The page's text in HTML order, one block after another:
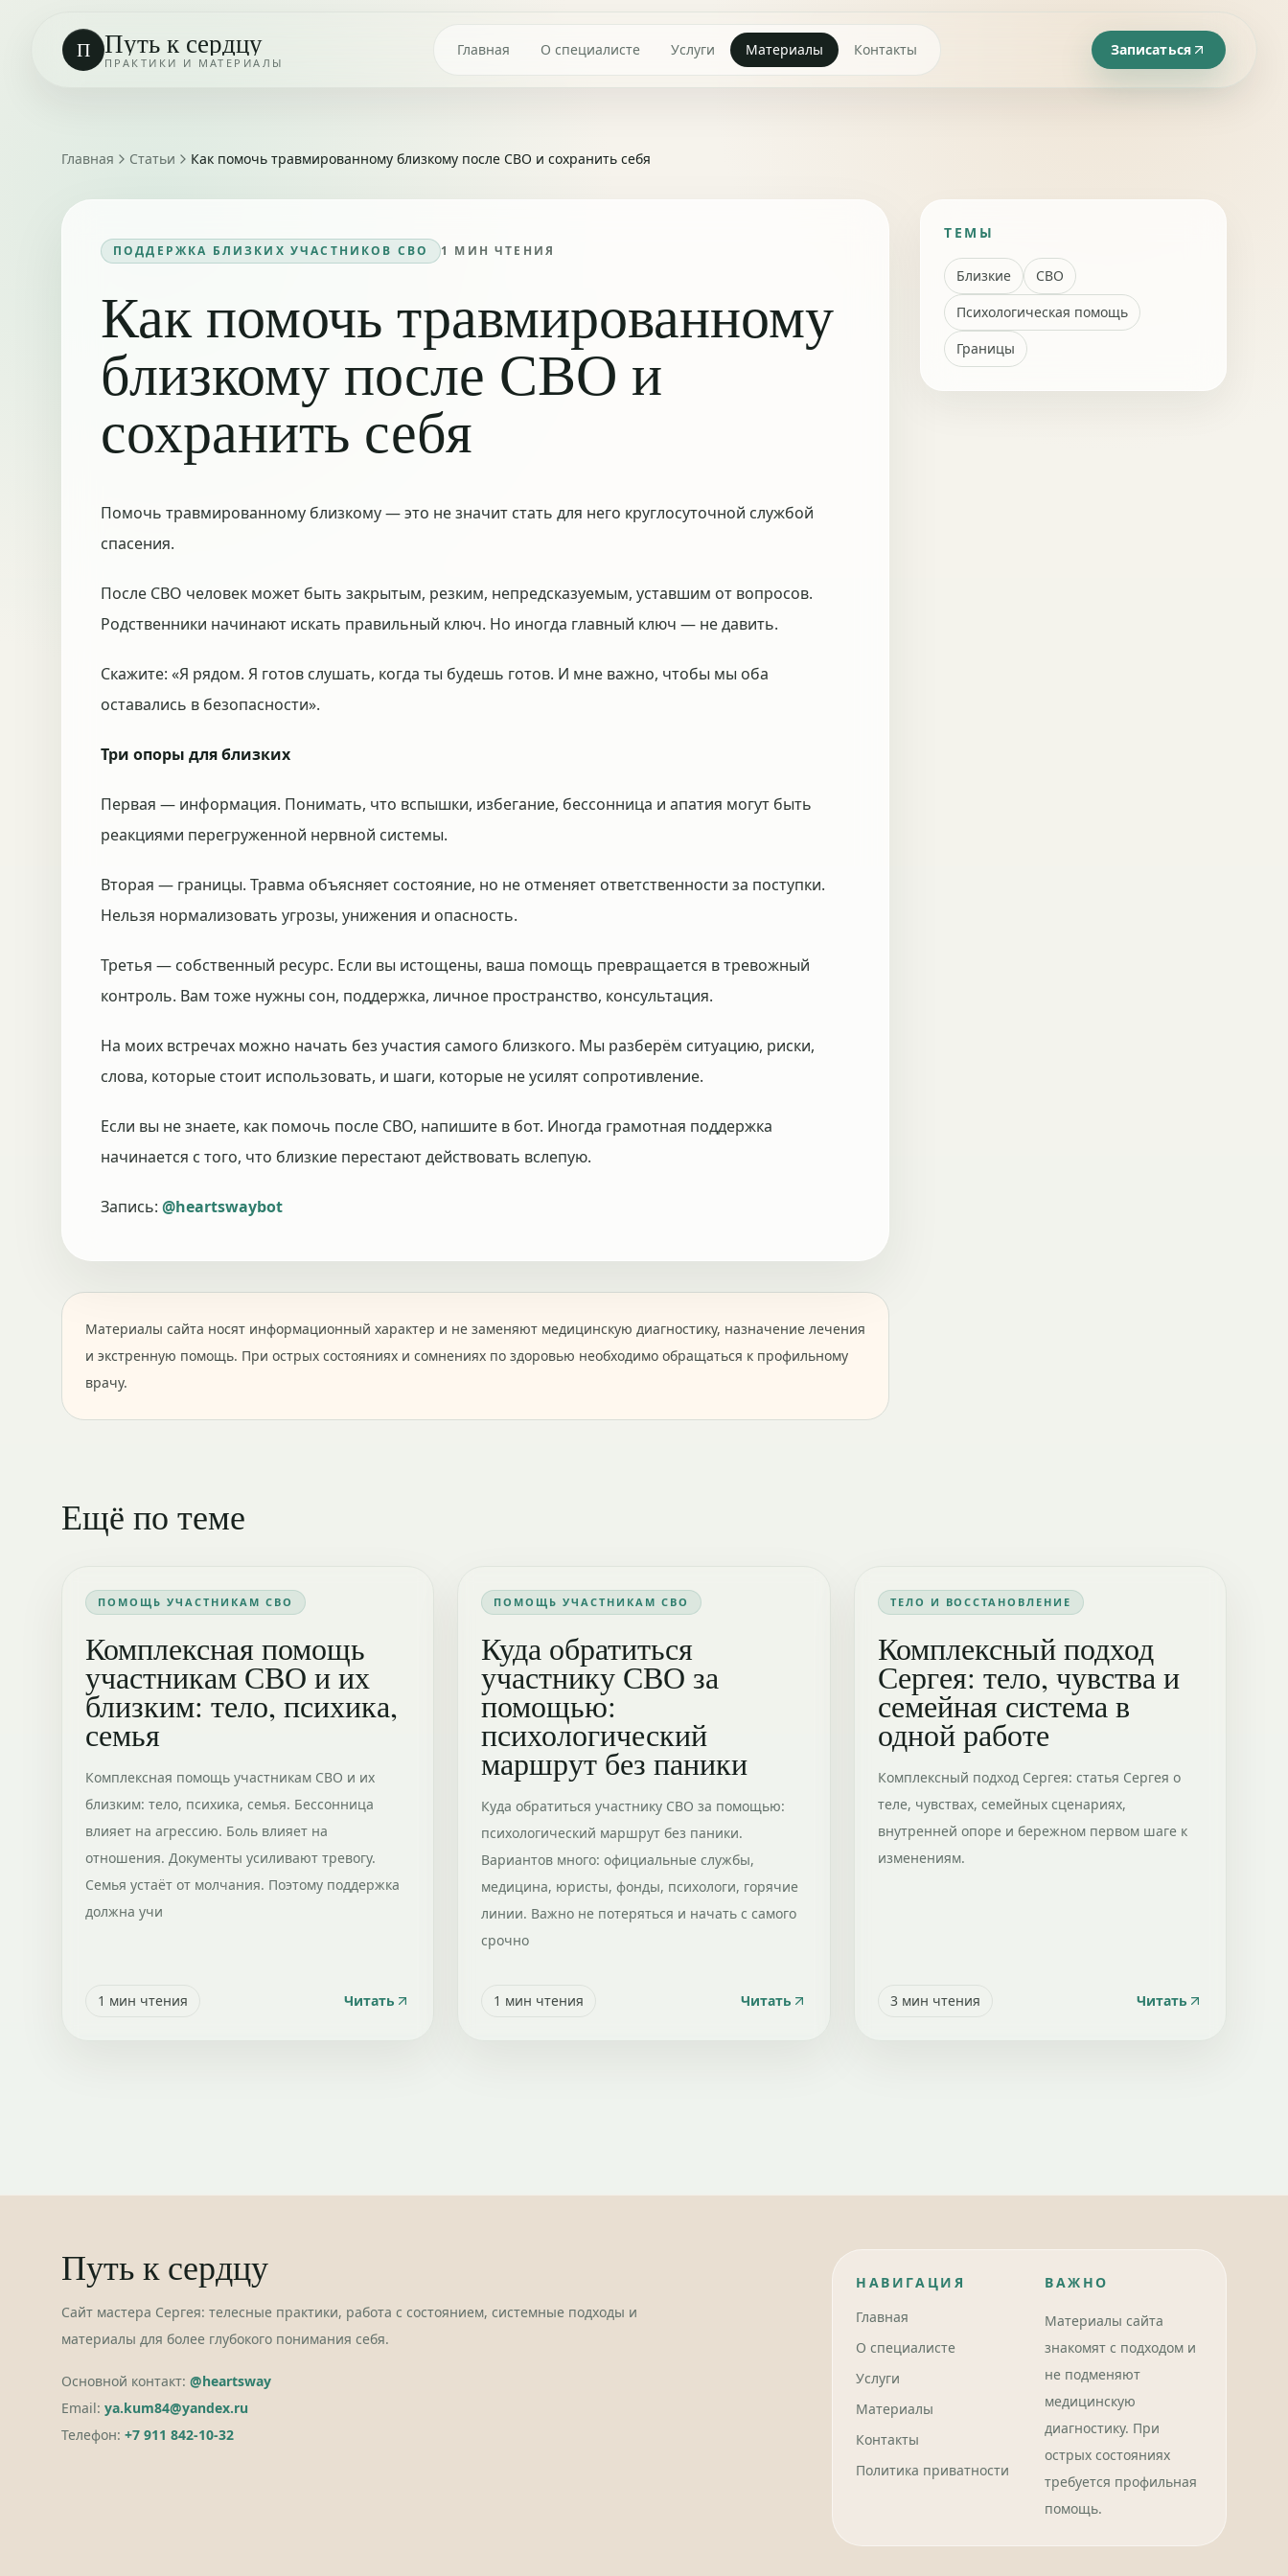
П Путь к сердцу
ПРАКТИКИ И МАТЕРИАЛЫ
Главная О специалисте Услуги Материалы Контакты Записаться
Главная Статьи Как помочь травмированному близкому после СВО и сохранить себя
ПОДДЕРЖКА БЛИЗКИХ УЧАСТНИКОВ СВО 1 МИН ЧТЕНИЯ
Как помочь травмированному
близкому после СВО и
сохранить себя
Помочь травмированному близкому — это не значит стать для него круглосуточной службой
спасения.
После СВО человек может быть закрытым, резким, непредсказуемым, уставшим от вопросов.
Родственники начинают искать правильный ключ. Но иногда главный ключ — не давить.
Скажите: «Я рядом. Я готов слушать, когда ты будешь готов. И мне важно, чтобы мы оба
оставались в безопасности».
Три опоры для близких
Первая — информация. Понимать, что вспышки, избегание, бессонница и апатия могут быть
реакциями перегруженной нервной системы.
Вторая — границы. Травма объясняет состояние, но не отменяет ответственности за поступки.
Нельзя нормализовать угрозы, унижения и опасность.
Третья — собственный ресурс. Если вы истощены, ваша помощь превращается в тревожный
контроль. Вам тоже нужны сон, поддержка, личное пространство, консультация.
На моих встречах можно начать без участия самого близкого. Мы разберём ситуацию, риски,
слова, которые стоит использовать, и шаги, которые не усилят сопротивление.
Если вы не знаете, как помочь после СВО, напишите в бот. Иногда грамотная поддержка
начинается с того, что близкие перестают действовать вслепую.
Запись: @heartswaybot
Материалы сайта носят информационный характер и не заменяют медицинскую диагностику, назначение лечения
и экстренную помощь. При острых состояниях и сомнениях по здоровью необходимо обращаться к профильному
врачу.
ТЕМЫ
Близкие
СВО
Психологическая помощь
Границы
Ещё по теме
ПОМОЩЬ УЧАСТНИКАМ СВО
Комплексная помощь
участникам СВО и их
близким: тело, психика,
семья
Комплексная помощь участникам СВО и их
близким: тело, психика, семья. Бессонница
влияет на агрессию. Боль влияет на
отношения. Документы усиливают тревогу.
Семья устаёт от молчания. Поэтому поддержка
должна учи
1 мин чтения Читать
ПОМОЩЬ УЧАСТНИКАМ СВО
Куда обратиться
участнику СВО за
помощью:
психологический
маршрут без паники
Куда обратиться участнику СВО за помощью:
психологический маршрут без паники.
Вариантов много: официальные службы,
медицина, юристы, фонды, психологи, горячие
линии. Важно не потеряться и начать с самого
срочно
1 мин чтения Читать
ТЕЛО И ВОССТАНОВЛЕНИЕ
Комплексный подход
Сергея: тело, чувства и
семейная система в
одной работе
Комплексный подход Сергея: статья Сергея о
теле, чувствах, семейных сценариях,
внутренней опоре и бережном первом шаге к
изменениям.
3мин чтения Читать
Путь к сердцу
Сайт мастера Сергея: телесные практики, работа с состоянием, системные подходы и
материалы для более глубокого понимания себя.
Основной контакт: @heartsway
Email: ya.kum84@yandex.ru
Телефон: +7 911 842-10-32
НАВИГАЦИЯ
Главная
О специалисте
Услуги
Материалы
Контакты
Политика приватности
ВАЖНО
Материалы сайта
знакомят с подходом и
не подменяют
медицинскую
диагностику. При
острых состояниях
требуется профильная
помощь.